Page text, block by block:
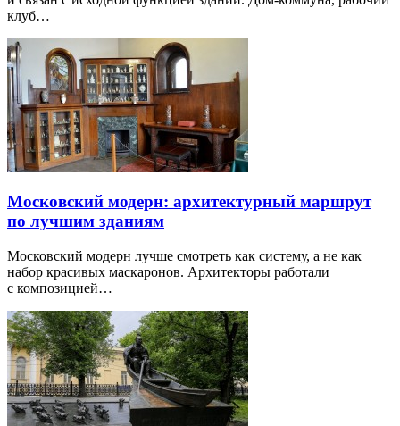
клуб…
Московский модерн: архитектурный маршрут
по лучшим зданиям
Московский модерн лучше смотреть как систему, а не как
набор красивых маскаронов. Архитекторы работали
с композицией…